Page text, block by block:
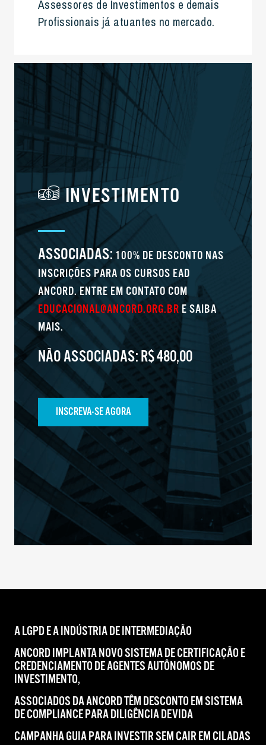
Assessores de Investimentos e demais
Profissionais já atuantes no mercado.
INVESTIMENTO
ASSOCIADAS:100% DE DESCONTO NAS
INSCRIÇÕES PARA OS CURSOS EAD
ANCORD. ENTRE EM CONTATO COM
EDUCACIONAL@ANCORD.ORG.BR E SAIBA
MAIS.
NÃO ASSOCIADAS:R$ 480,00
INSCREVA-SE AGORA
A LGPD E A INDÚSTRIA DE INTERMEDIAÇÃO
ANCORD IMPLANTA NOVO SISTEMA DE CERTIFICAÇÃO E
CREDENCIAMENTO DE AGENTES AUTÔNOMOS DE
INVESTIMENTO,
ASSOCIADOS DA ANCORD TÊM DESCONTO EM SISTEMA
DE COMPLIANCE PARA DILIGÊNCIA DEVIDA
CAMPANHA GUIA PARA INVESTIR SEM CAIR EM CILADAS